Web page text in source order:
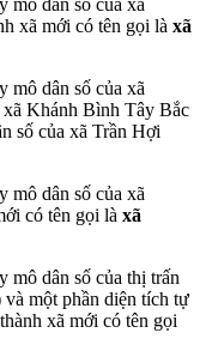
mô dân số của xã
xã mới có tên gọi là xã
mô dân số của xã
Khánh Bình Tây Bắc
số của xã Trần Hợi
mô dân số của xã
có tên gọi là xã
mô dân số của thị trấn
một phần diện tích tự
xã mới có tên gọi